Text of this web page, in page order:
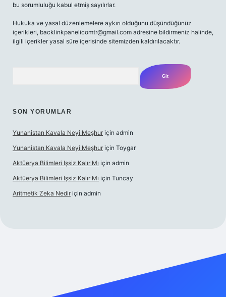
bu sorumluluğu kabul etmiş sayılırlar.
Hukuka ve yasal düzenlemelere aykırı olduğunu düşündüğünüz
içerikleri, backlinkpanelicomtr@gmail.com adresine bildirmeniz halinde,
ilgili içerikler yasal süre içerisinde sitemizden kaldırılacaktır.
SON YORUMLAR
Yunanistan Kavala Neyi Meşhur için admin
Yunanistan Kavala Neyi Meşhur için Toygar
Aktüerya Bilimleri Işsiz Kalır Mı için admin
Aktüerya Bilimleri Işsiz Kalır Mı için Tuncay
Aritmetik Zeka Nedir için admin